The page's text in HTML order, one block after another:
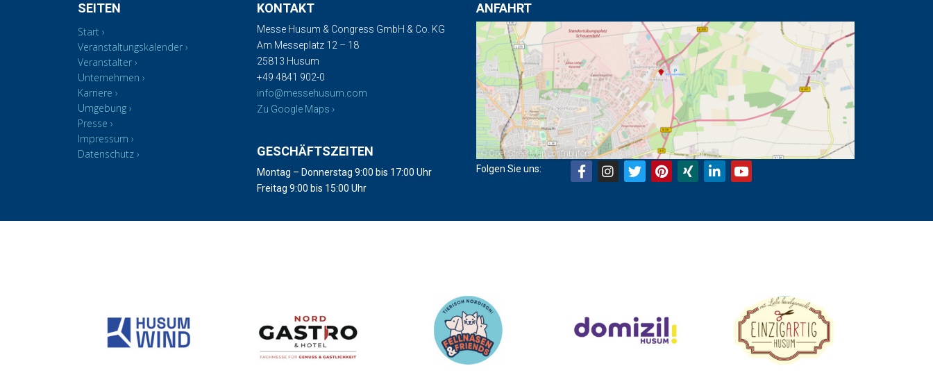
SEITEN
Start
Veranstaltungskalender
Veranstalter
Unternehmen
Karriere
Umgebung
Presse
Impressum
Datenschutz
KONTAKT
Messe Husum & Congress GmbH & Co. KG
Am Messeplatz 12 – 18
25813 Husum
+49 4841 902-0
info@messehusum.com
Zu Google Maps ›
GESCHÄFTSZEITEN
Montag – Donnerstag 9:00 bis 17:00 Uhr
Freitag 9:00 bis 15:00 Uhr
ANFAHRT
©OpenStreetMap contributors
Folgen Sie uns: